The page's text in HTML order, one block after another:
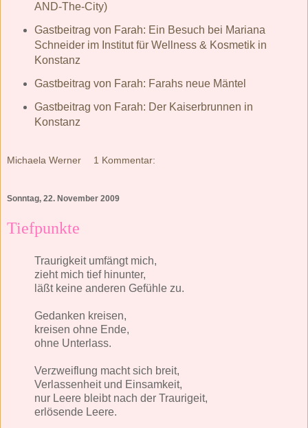
AND-The-City)
Gastbeitrag von Farah: Ein Besuch bei Mariana
Schneider im Institut für Wellness & Kosmetik in
Konstanz
Gastbeitrag von Farah: Farahs neue Mäntel
Gastbeitrag von Farah: Der Kaiserbrunnen in
Konstanz
Michaela Werner 1 Kommentar:
Sonntag, 22. November 2009
Tiefpunkte
Traurigkeit umfängt mich,
zieht mich tief hinunter,
läßt keine anderen Gefühle zu.
Gedanken kreisen,
kreisen ohne Ende,
ohne Unterlass.
Verzweiflung macht sich breit,
Verlassenheit und Einsamkeit,
nur Leere bleibt nach der Traurigeit,
erlösende Leere.